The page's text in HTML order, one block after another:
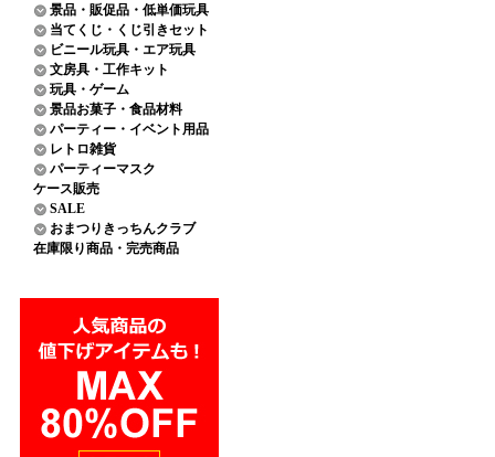
景品・販促品・低単価玩具
当てくじ・くじ引きセット
ビニール玩具・エア玩具
文房具・工作キット
玩具・ゲーム
景品お菓子・食品材料
パーティー・イベント用品
レトロ雑貨
パーティーマスク
ケース販売
SALE
おまつりきっちんクラブ
在庫限り商品・完売商品